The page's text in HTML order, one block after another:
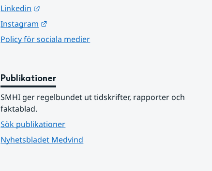
Linkedin
Instagram
Policy för sociala medier
Publikationer
SMHI ger regelbundet ut tidskrifter, rapporter och
faktablad.
Sök publikationer
Nyhetsbladet Medvind